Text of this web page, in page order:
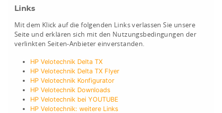
Links
Mit dem Klick auf die folgenden Links verlassen Sie unsere
Seite und erklären sich mit den Nutzungsbedingungen der
verlinkten Seiten-Anbieter einverstanden.
HP Velotechnik Delta TX
HP Velotechnik Delta TX Flyer
HP Velotechnik Konfigurator
HP Velotechnik Downloads
HP Velotechnik bei YOUTUBE
HP Velotechnik: weitere Links